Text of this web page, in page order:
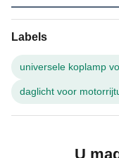
Labels
universele koplamp
daglicht voor
U